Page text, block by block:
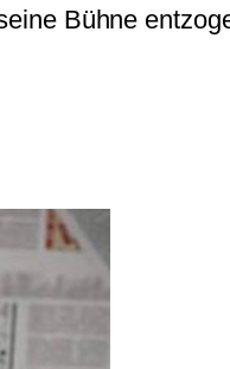
Bühne